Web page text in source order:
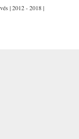
| 2012 - 2018 |